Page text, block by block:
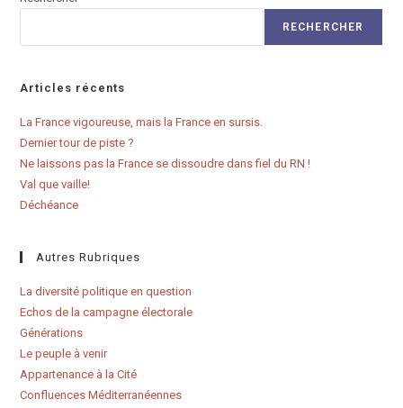
RECHERCHER
Articles récents
La France vigoureuse, mais la France en sursis.
Dernier tour de piste ?
Ne laissons pas la France se dissoudre dans fiel du RN !
Val que vaille!
Déchéance
Autres Rubriques
La diversité politique en question
Echos de la campagne électorale
Générations
Le peuple à venir
Appartenance à la Cité
Confluences Méditerranéennes